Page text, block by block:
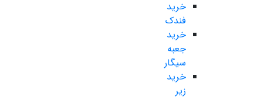
خرید
فندک
خرید
جعبه
سیگار
خرید
زیر